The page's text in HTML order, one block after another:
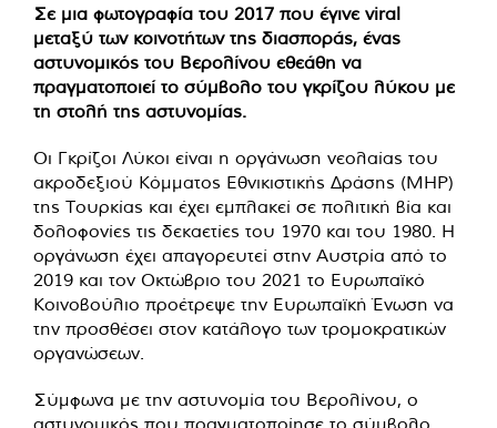
Σε μια φωτογραφία του 2017 που έγινε viral
μεταξύ των κοινοτήτων της διασποράς, ένας
αστυνομικός του Βερολίνου εθεάθη να
πραγματοποιεί το σύμβολο του γκρίζου λύκου με
τη στολή της αστυνομίας.
Οι Γκρίζοι Λύκοι είναι η οργάνωση νεολαίας του
ακροδεξιού Κόμματος Εθνικιστικής Δράσης (MHP)
της Τουρκίας και έχει εμπλακεί σε πολιτική βία και
δολοφονίες τις δεκαετίες του 1970 και του 1980. Η
οργάνωση έχει απαγορευτεί στην Αυστρία από το
2019 και τον Οκτώβριο του 2021 το Ευρωπαϊκό
Κοινοβούλιο προέτρεψε την Ευρωπαϊκή Ένωση να
την προσθέσει στον κατάλογο των τρομοκρατικών
οργανώσεων.
Σύμφωνα με την αστυνομία του Βερολίνου, ο
αστυνομικός που πραγματοποίησε το σύμβολο